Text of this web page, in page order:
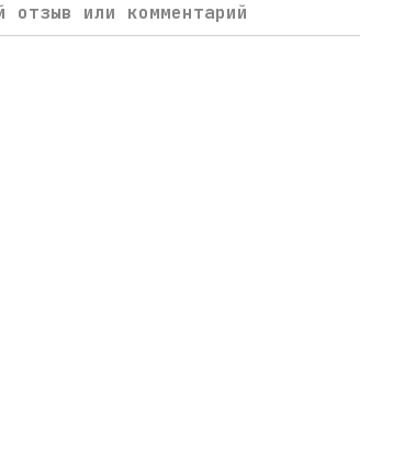
отзыв или комментарий